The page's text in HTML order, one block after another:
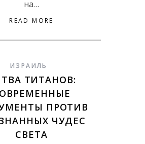
на…
READ MORE
ИЗРАИЛЬ
ТИТАНОВ:
ПРОТИВ
ЧУДЕС
СВЕТА